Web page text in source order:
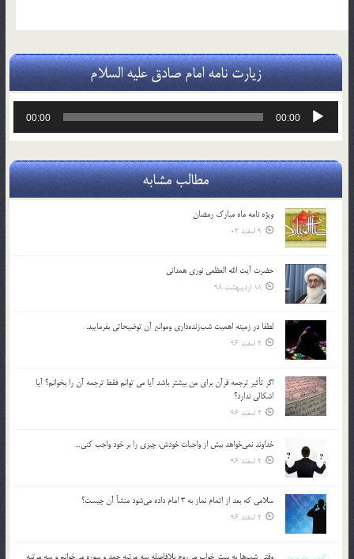
زیارت نامه امام صادق علیه السلام
پخش‌کننده
00:00
00:00
مطالب مشابه
ویژه نامه ماه مبارک رمضان
9 اسفند 03
حضرت آیت الله العظمی نوری همدانی
18 اردیبهشت 98
لطفا در زمينه اهميت شب‌زنده‌داري وموانع آن توضيحاتي بفرماييد.
2 اسفند 96
اگر تأثير ترجمه قرآن براي من بيشتر باشد آيا مي توانم فقط ترجمه آن را بخوانم؟ آيا
اشكالي ندارد؟
2 اسفند 96
خداوند نمي‌خواهد بيش از واجبات خودش، چيزي را بر خود واجب كني…
2 اسفند 96
سلامي كه بعد از اتمام نماز به 3 امام داده مي‌شود منشأ آن چيست؟
2 اسفند 96